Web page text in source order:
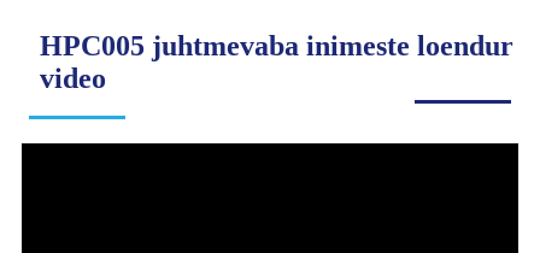
HPC005 juhtmevaba inimeste loendur
video